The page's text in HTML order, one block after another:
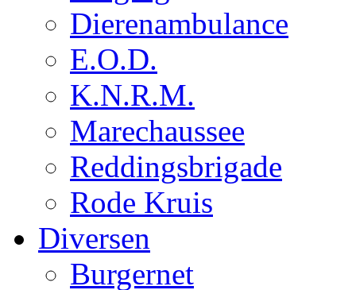
Dierenambulance
E.O.D.
K.N.R.M.
Marechaussee
Reddingsbrigade
Rode Kruis
Diversen
Burgernet